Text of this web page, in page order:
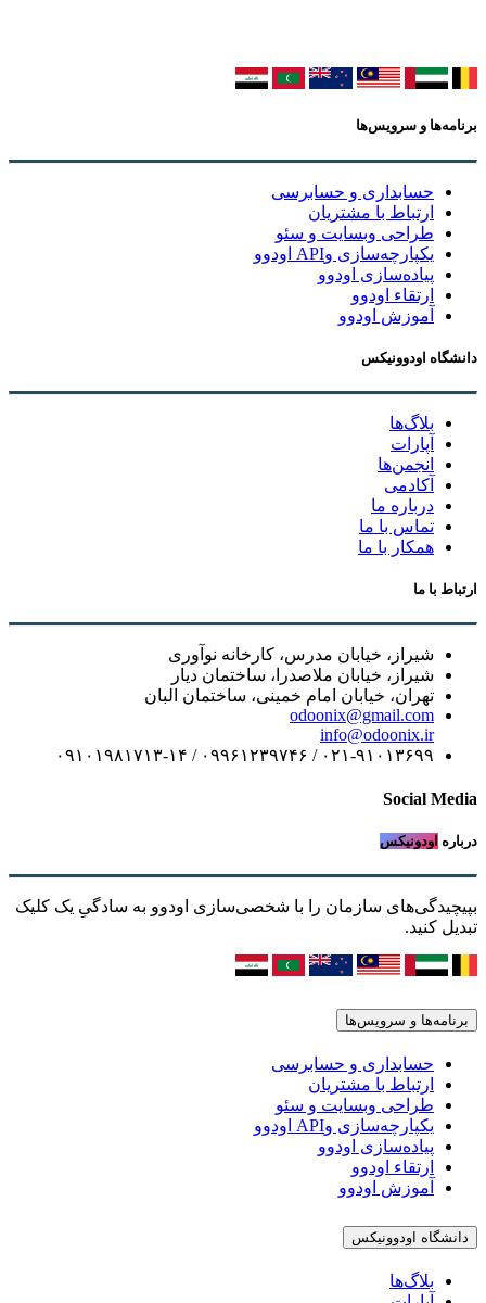
برنامه‌ها و سرویس‌ها
حسابداری و حسابرسی
ارتباط با مشتریان
طراحی وبسایت و سئو
یکپارچه‌سازی وAPI اودوو
پیاده‌سازی اودوو
ارتقاء اودوو
آموزش اودوو
دانشگاه اودوونیکس
بلاگ‌ها
آپارات
انجمن‌ها
آکادمی
درباره ما
تماس با ما
همکار با ما
ارتباط با ما
شیراز، خیابان مدرس، کارخانه نوآوری
شیراز، خیابان ملاصدرا، ساختمان دیار
تهران، خیابان امام خمینی، ساختمان البان
odoonix@gmail.com
info@odoonix.ir
۰۲۱-۹۱۰۱۳۶۹۹ / ۰۹۹۶۱۲۳۹۷۴۶ / ۰۹۱۰۱۹۸۱۷۱۳-۱۴
Social Media
درباره اودونیکس
بپیچیدگی‌های سازمان را با شخصی‌سازی اودوو به سادگیِ یک کلیک
تبدیل کنید.
برنامه‌ها و سرویس‌ها
حسابداری و حسابرسی
ارتباط با مشتریان
طراحی وبسایت و سئو
یکپارچه‌سازی وAPI اودوو
پیاده‌سازی اودوو
ارتقاء اودوو
آموزش اودوو
دانشگاه اودوونیکس
بلاگ‌ها